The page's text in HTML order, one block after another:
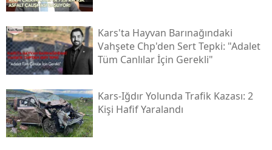
Van
Yozgat
Kars'ta Hayvan Barınağındaki
Vahşete Chp'den Sert Tepki: "adalet
Tüm Canlılar İçin Gerekli"
Kars-Iğdır Yolunda Trafik Kazası: 2
Kişi Hafif Yaralandı